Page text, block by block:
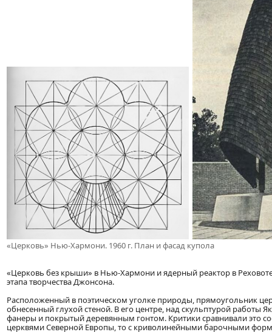
«Церковь» Нью-Хармони. 1960 г. План и фасад купола
«Церковь без крыши» в Нью-Хармони и ядерный реактор в
этапа творчества Джонсона.
Расположенный в поэтическом уголке природы, прямоугольник
обнесенный глухой стеной. В его центре, над скульптурой
фанеры и покрытый деревянным гонтом. Критики сравнивали это
церквями Северной Европы, то с криволинейными барочными